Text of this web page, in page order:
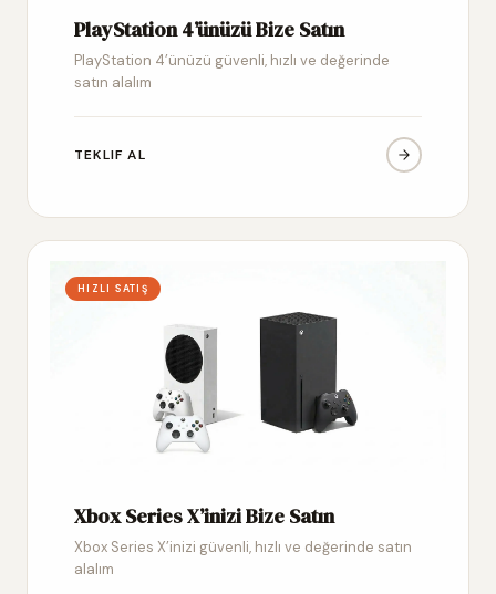
PlayStation 4’ünüzü Bize Satın
PlayStation 4’ünüzü güvenli, hızlı ve değerinde
satın alalım
TEKLIF AL
HIZLI SATIŞ
Xbox Series X’inizi Bize Satın
Xbox Series X’inizi güvenli, hızlı ve değerinde satın
alalım